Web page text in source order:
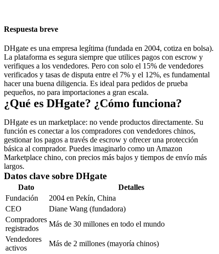
Respuesta breve
DHgate es una empresa legítima (fundada en 2004, cotiza en bolsa).
La plataforma es segura siempre que utilices pagos con escrow y
verifiques a los vendedores. Pero con solo el 15% de vendedores
verificados y tasas de disputa entre el 7% y el 12%, es fundamental
hacer una buena diligencia. Es ideal para pedidos de prueba
pequeños, no para importaciones a gran escala.
¿Qué es DHgate? ¿Cómo funciona?
DHgate es un marketplace: no vende productos directamente. Su
función es conectar a los compradores con vendedores chinos,
gestionar los pagos a través de escrow y ofrecer una protección
básica al comprador. Puedes imaginarlo como un Amazon
Marketplace chino, con precios más bajos y tiempos de envío más
largos.
Datos clave sobre DHgate
Dato
Detalles
Fundación
2004 en Pekín, China
CEO
Diane Wang (fundadora)
Compradores
registrados
Más de 30 millones en todo el mundo
Vendedores
activos
Más de 2 millones (mayoría chinos)